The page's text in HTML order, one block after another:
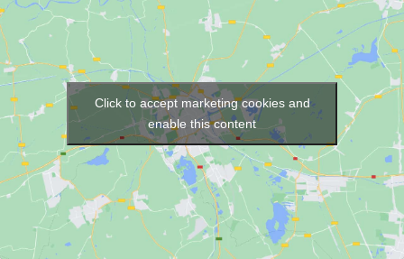
Click to accept marketing cookies and
enable this content